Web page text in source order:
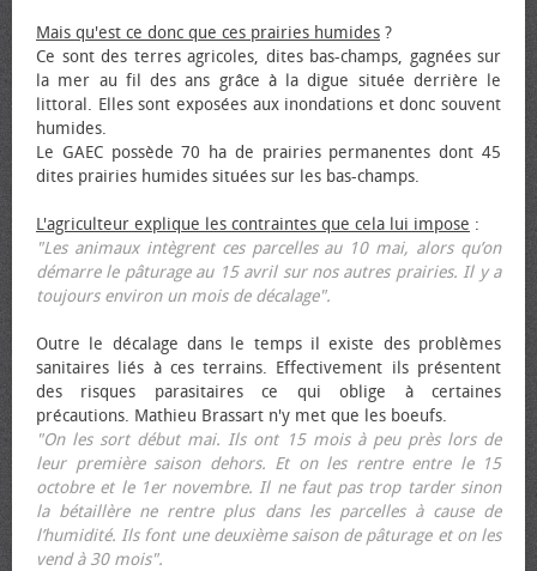
Mais qu'est ce donc que ces prairies humides ?
Ce sont des terres agricoles, dites bas-champs, gagnées sur
la mer au fil des ans grâce à la digue située derrière le
littoral. Elles sont exposées aux inondations et donc souvent
humides.
Le GAEC possède 70 ha de prairies permanentes dont 45
dites prairies humides situées sur les bas-champs.
L'agriculteur explique les contraintes que cela lui impose :
"Les animaux intègrent ces parcelles au 10 mai, alors qu’on
démarre le pâturage au 15 avril sur nos autres prairies. Il y a
toujours environ un mois de décalage".
Outre le décalage dans le temps il existe des problèmes
sanitaires liés à ces terrains. Effectivement ils présentent
des risques parasitaires ce qui oblige à certaines
précautions. Mathieu Brassart n'y met que les bœufs.
"On les sort début mai. Ils ont 15 mois à peu près lors de
leur première saison dehors. Et on les rentre entre le 15
octobre et le 1er novembre. Il ne faut pas trop tarder sinon
la bétaillère ne rentre plus dans les parcelles à cause de
l’humidité. Ils font une deuxième saison de pâturage et on les
vend à 30 mois".